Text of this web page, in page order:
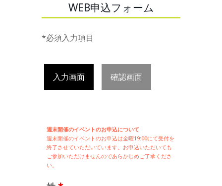
WEB申込フォーム
*必須入力項目
入力画面 確認画面
週末開催のイベントのお申込について
週末開催のイベントのお申込は金曜19:00にて受付を
終了させていただいています。お申込いただいても
ご参加いただけませんのであらかじめご了承くださ
い。